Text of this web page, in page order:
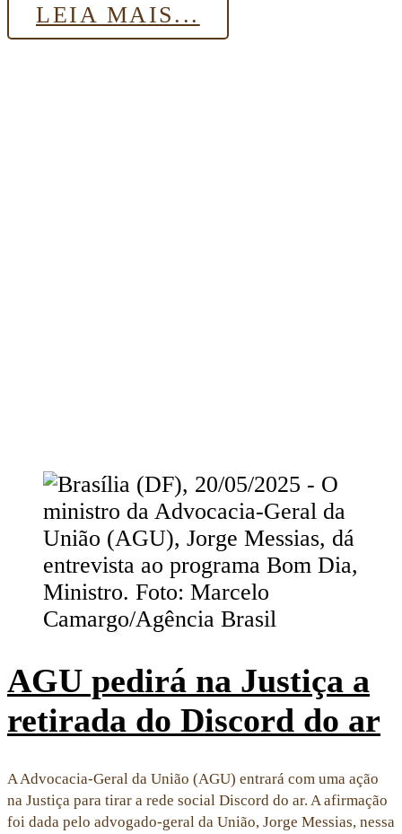
LEIA MAIS...
AGU pedirá na Justiça a
retirada do Discord do ar
A Advocacia-Geral da União (AGU) entrará com uma ação
na Justiça para tirar a rede social Discord do ar. A afirmação
foi dada pelo advogado-geral da União, Jorge Messias, nessa